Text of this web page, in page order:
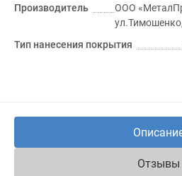
Производитель
ООО
Тип нанесения покрытия
Отзывы